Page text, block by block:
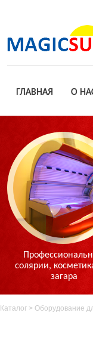
ГЛАВНАЯ О
солярии,
загара
Каталог > Оборудование